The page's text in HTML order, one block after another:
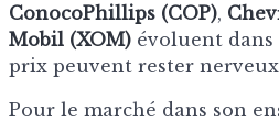
ConocoPhillips (COP),
Mobil (XOM) évoluent
prix peuvent rester
Pour le marché dans son